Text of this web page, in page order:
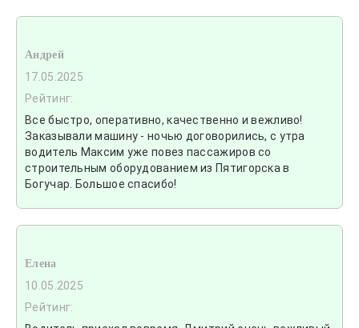
Андрей
17.05.2025
Рейтинг:
Все быстро, оперативно, качественно и вежливо!
Заказывали машину - ночью договорились, с утра
водитель Максим уже повез пассажиров со
строительным оборудованием из Пятигорска в
Богучар. Большое спасибо!
Елена
10.05.2025
Рейтинг: